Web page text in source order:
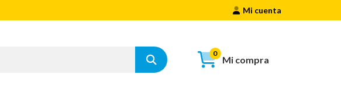
Mi cuenta
Mi compra
0